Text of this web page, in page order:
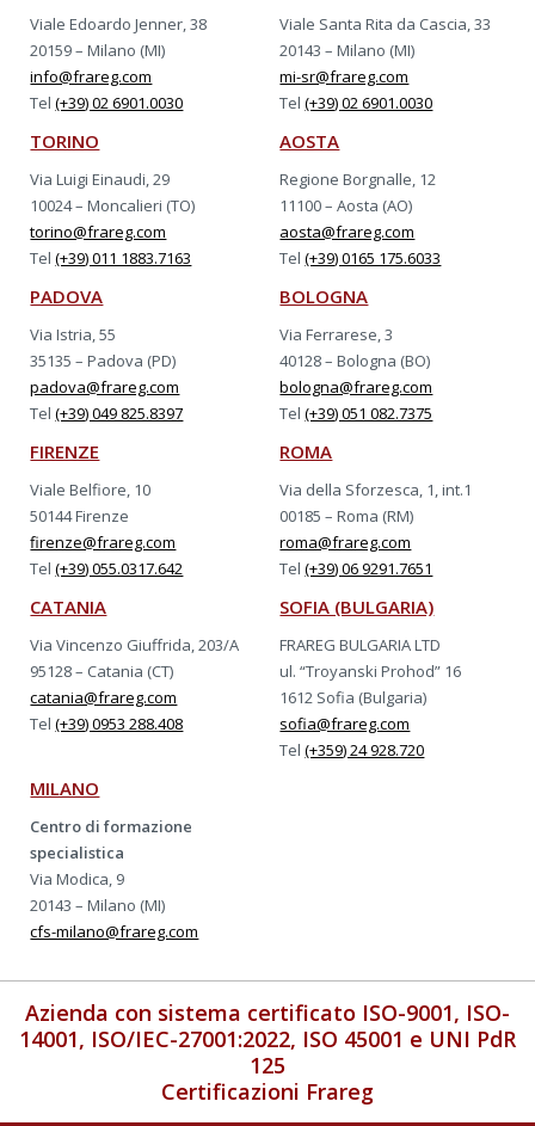
Viale Edoardo Jenner, 38
20159 – Milano (MI)
info@frareg.com
Tel(+39) 02 6901.0030
Viale Santa Rita da Cascia, 33
20143 – Milano (MI)
mi-sr@frareg.com
Tel(+39) 02 6901.0030
TORINO
Via Luigi Einaudi, 29
10024 – Moncalieri (TO)
torino@frareg.com
Tel(+39) 011 1883.7163
AOSTA
Regione Borgnalle, 12
11100 – Aosta (AO)
aosta@frareg.com
Tel(+39) 0165 175.6033
PADOVA
Via Istria, 55
35135 – Padova (PD)
padova@frareg.com
Tel(+39) 049 825.8397
BOLOGNA
Via Ferrarese, 3
40128 – Bologna (BO)
bologna@frareg.com
Tel(+39) 051 082.7375
FIRENZE
Viale Belfiore, 10
50144 Firenze
firenze@frareg.com
Tel(+39) 055.0317.642
ROMA
Via della Sforzesca, 1, int.1
00185 – Roma (RM)
roma@frareg.com
Tel(+39) 06 9291.7651
CATANIA
Via Vincenzo Giuffrida, 203/A
95128 – Catania (CT)
catania@frareg.com
Tel(+39) 0953 288.408
SOFIA (BULGARIA)
FRAREG BULGARIA LTD
ul. “Troyanski Prohod” 16
1612 Sofia (Bulgaria)
sofia@frareg.com
Tel(+359) 24 928.720
MILANO
Centro di formazione
specialistica
Via Modica, 9
20143 – Milano (MI)
cfs-milano@frareg.com
Azienda con sistema certificato ISO-9001, ISO-
14001, ISO/IEC-27001:2022, ISO 45001 e UNI PdR
125
Certificazioni Frareg